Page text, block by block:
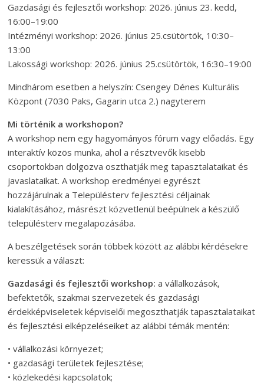
Gazdasági és fejlesztői workshop: 2026. június 23. kedd,
16:00–19:00
Intézményi workshop: 2026. június 25.csütörtök, 10:30–
13:00
Lakossági workshop: 2026. június 25.csütörtök, 16:30–19:00
Mindhárom esetben a helyszín: Csengey Dénes Kulturális
Központ (7030 Paks, Gagarin utca 2.) nagyterem
Mi történik a workshopon?
A workshop nem egy hagyományos fórum vagy előadás. Egy
interaktív közös munka, ahol a résztvevők kisebb
csoportokban dolgozva oszthatják meg tapasztalataikat és
javaslataikat. A workshop eredményei egyrészt
hozzájárulnak a Településterv fejlesztési céljainak
kialakításához, másrészt közvetlenül beépülnek a készülő
településterv megalapozásába.
A beszélgetések során többek között az alábbi kérdésekre
keressük a választ:
Gazdasági és fejlesztői workshop: a vállalkozások,
befektetők, szakmai szervezetek és gazdasági
érdekképviseletek képviselői megoszthatják tapasztalataikat
és fejlesztési elképzeléseiket az alábbi témák mentén:
• vállalkozási környezet;
• gazdasági területek fejlesztése;
• közlekedési kapcsolatok;